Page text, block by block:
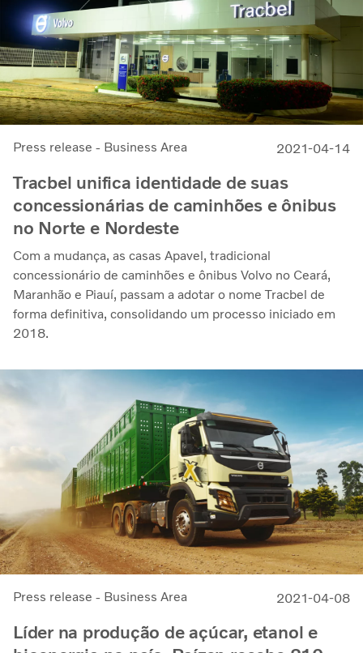
Press release - Business Area 2021-04-14
Tracbel unifica identidade de suas
concessionárias de caminhões e ônibus
no Norte e Nordeste
Com a mudança, as casas Apavel, tradicional
concessionário de caminhões e ônibus Volvo no Ceará,
Maranhão e Piauí, passam a adotar o nome Tracbel de
forma definitiva, consolidando um processo iniciado em
2018.
Press release - Business Area 2021-04-08
Líder na produção de açúcar, etanol e